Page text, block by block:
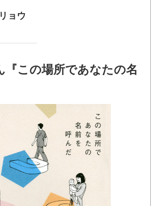
ョウ
『この場所であなたの名